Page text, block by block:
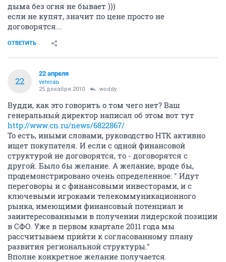
дыма без огня не бывает )))
если не купят, значит по цене просто не
договорятся...
ОТВЕТИТЬ
22
22 апреля
veteran
25 декабря 2010 woddy
Вудди, как это говорить о том чего нет? Ваш
генеральный директор написал об этом вот тут
http://www.cn.ru/news/6822867/
То есть, иными словами, руководство НТК активно
ищет покупателя. И если с одной финансовой
структурой не договорятся, то - договорятся с
другой. Было бы желание. А желание, вроде бы,
продемонстрировано очень определенное: " Идут
переговоры и с финансовыми инвесторами, и с
ключевыми игроками телекоммуникационного
рынка, имеющими финансовый потенциал и
заинтересованными в получении лидерской позиции
в СФО. Уже в первом квартале 2011 года мы
рассчитываем прийти к согласованному плану
развития региональной структуры."
Вполне конкретное желание получается.